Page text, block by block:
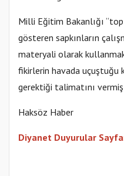
Milli Eğitim Bakanlığı
gösteren sapkınların
materyali olarak
fikirlerin havada uçuştuğu
gerektiği talimatını
Haksöz Haber
Diyanet Duyurular